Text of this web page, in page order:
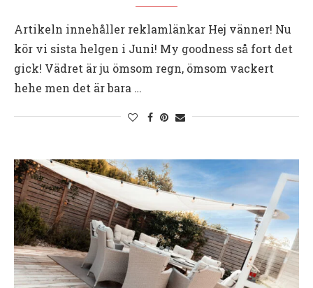
Artikeln innehåller reklamlänkar Hej vänner! Nu
kör vi sista helgen i Juni! My goodness så fort det
gick! Vädret är ju ömsom regn, ömsom vackert
hehe men det är bara …